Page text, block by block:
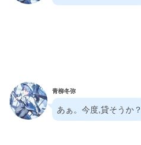
青柳冬弥
あぁ。今度,貸そうか？